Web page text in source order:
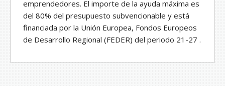
emprendedores. El importe de la ayuda máxima es
del 80% del presupuesto subvencionable y está
financiada por la Unión Europea, Fondos Europeos
de Desarrollo Regional (FEDER) del periodo 21-27 .